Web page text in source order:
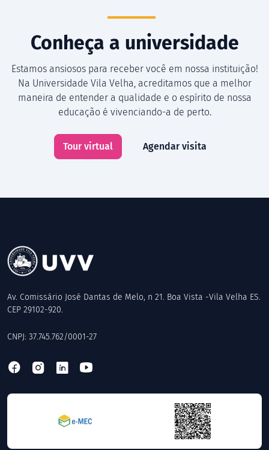
Conheça a universidade
Estamos ansiosos para receber você em nossa instituição!
Na Universidade Vila Velha, acreditamos que a melhor
maneira de entender a qualidade e o espírito de nossa
educação é vivenciando-a de perto.
Tour virtual Agendar visita
Av. Comissário José Dantas de Melo, n 21. Boa Vista -Vila Velha ES.
CEP 29102-920.
CNPJ: 37.745.762/0001-27